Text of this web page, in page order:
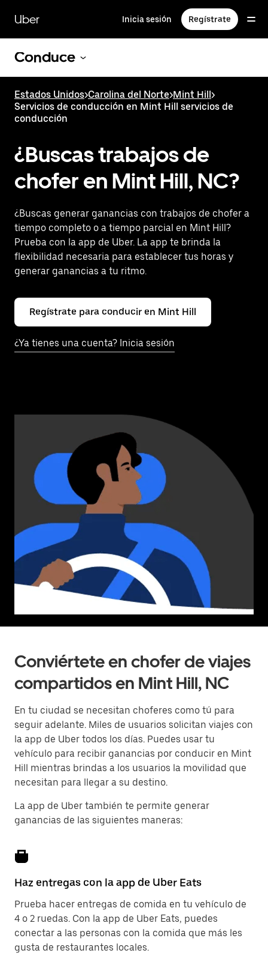
contenido
principal
Uber Inicia sesión Regístrate
Conduce
Estados Unidos>Carolina del Norte>Mint Hill>
Servicios de conducción en Mint Hill servicios de
conducción
¿Buscas trabajos de
chofer en Mint Hill, NC?
¿Buscas generar ganancias con trabajos de chofer a
tiempo completo o a tiempo parcial en Mint Hill?
Prueba con la app de Uber. La app te brinda la
flexibilidad necesaria para establecer tus horas y
generar ganancias a tu ritmo.
Regístrate para conducir en Mint Hill
¿Ya tienes una cuenta? Inicia sesión
Conviértete en chofer de viajes
compartidos en Mint Hill, NC
En tu ciudad se necesitan choferes como tú para
seguir adelante. Miles de usuarios solicitan viajes con
la app de Uber todos los días. Puedes usar tu
vehículo para recibir ganancias por conducir en Mint
Hill mientras brindas a los usuarios la movilidad que
necesitan para llegar a su destino.
La app de Uber también te permite generar
ganancias de las siguientes maneras:
Haz entregas con la app de Uber Eats
Prueba hacer entregas de comida en tu vehículo de
4 o 2 ruedas. Con la app de Uber Eats, puedes
conectar a las personas con la comida que más les
gusta de restaurantes locales.